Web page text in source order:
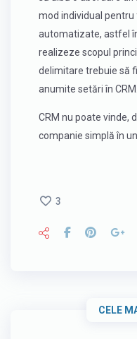
mod individual pentru
automatizate, astfel
realizeze scopul
delimitare trebuie să
anumite setări în CRM.
CRM nu poate vinde,
companie simplă în
3
СELE